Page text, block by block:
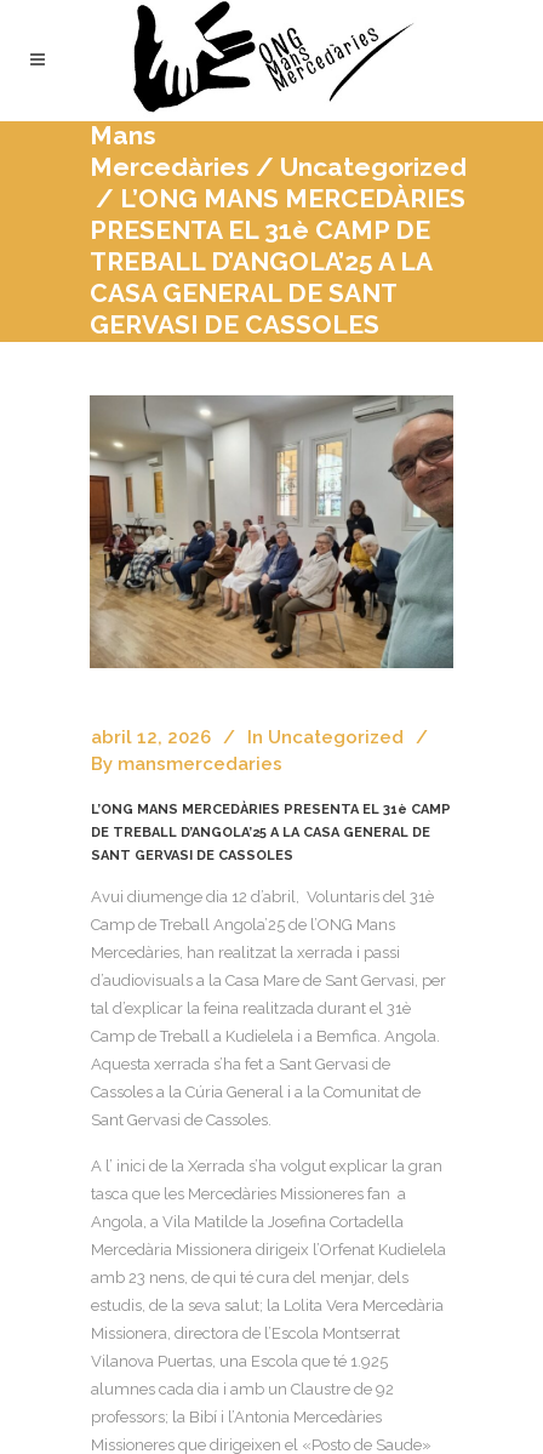
Mans
Mercedàries / Uncategorized
/ L’ONG MANS MERCEDÀRIES
PRESENTA EL 31è CAMP DE
TREBALL D’ANGOLA’25 A LA
CASA GENERAL DE SANT
GERVASI DE CASSOLES
abril 12, 2026 In Uncategorized
By mansmercedaries
L’ONG MANS MERCEDÀRIES PRESENTA EL 31è CAMP
DE TREBALL D’ANGOLA’25 A LA CASA GENERAL DE
SANT GERVASI DE CASSOLES
Avui diumenge dia 12 d’abril, Voluntaris del 31è
Camp de Treball Angola’25 de l’ONG Mans
Mercedàries, han realitzat la xerrada i passi
d’audiovisuals a la Casa Mare de Sant Gervasi, per
tal d’explicar la feina realitzada durant el 31è
Camp de Treball a Kudielela i a Bemfica. Angola.
Aquesta xerrada s’ha fet a Sant Gervasi de
Cassoles a la Cúria General i a la Comunitat de
Sant Gervasi de Cassoles.
A l’ inici de la Xerrada s’ha volgut explicar la gran
tasca que les Mercedàries Missioneres fan a
Angola, a Vila Matilde la Josefina Cortadella
Mercedària Missionera dirigeix l’Orfenat Kudielela
amb 23 nens, de qui té cura del menjar, dels
estudis, de la seva salut; la Lolita Vera Mercedària
Missionera, directora de l’Escola Montserrat
Vilanova Puertas, una Escola que té 1.925
alumnes cada dia i amb un Claustre de 92
professors; la Bibí i l’Antonia Mercedàries
Missioneres que dirigeixen el «Posto de Saude»